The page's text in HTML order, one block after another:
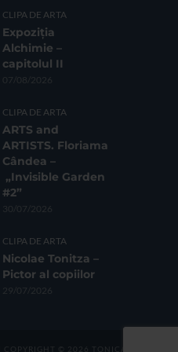
CLIPA DE ARTA
Expoziția
Alchimie –
capitolul II
07/08/2026
CLIPA DE ARTA
ARTS and
ARTISTS. Floriama
Cândea –
„Invisible Garden
#2”
30/07/2026
CLIPA DE ARTA
Nicolae Tonitza –
Pictor al copiilor
29/07/2026
| COPYRIGHT © 2026 TONICA GROUP